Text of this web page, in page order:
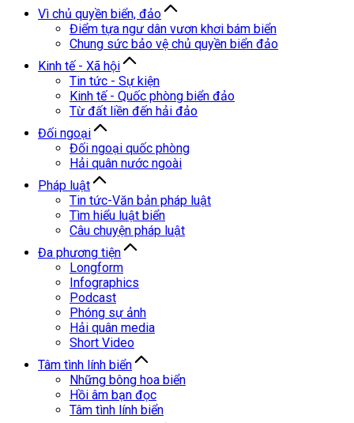
Vì chủ quyền biển, đảo
Điểm tựa ngư dân vươn khơi bám biển
Chung sức bảo vệ chủ quyền biển đảo
Kinh tế - Xã hội
Tin tức - Sự kiện
Kinh tế - Quốc phòng biển đảo
Từ đất liền đến hải đảo
Đối ngoại
Đối ngoại quốc phòng
Hải quân nước ngoài
Pháp luật
Tin tức-Văn bản pháp luật
Tìm hiểu luật biển
Câu chuyện pháp luật
Đa phương tiện
Longform
Infographics
Podcast
Phóng sự ảnh
Hải quân media
Short Video
Tâm tình lính biển
Những bông hoa biển
Hồi âm bạn đọc
Tâm tình lính biển